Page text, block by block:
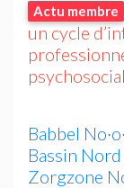
Actu membre
un cycle
psychosocial
Babbel No·o·
Bassin
Zorgzone